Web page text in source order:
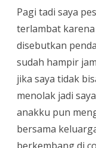
Pagi tadi saya
terlambat
disebutkan
sudah hampir
jika saya tidak
menolak jadi
anakku pun
bersama